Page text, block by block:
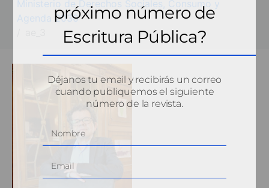
Ministerio de Derechos Sociales, Consumo y
Agenda 2030próximo número de
Escritura Pública?
Déjanos tu email y recibirás un correo
cuando publiquemos el siguiente
número de la revista.